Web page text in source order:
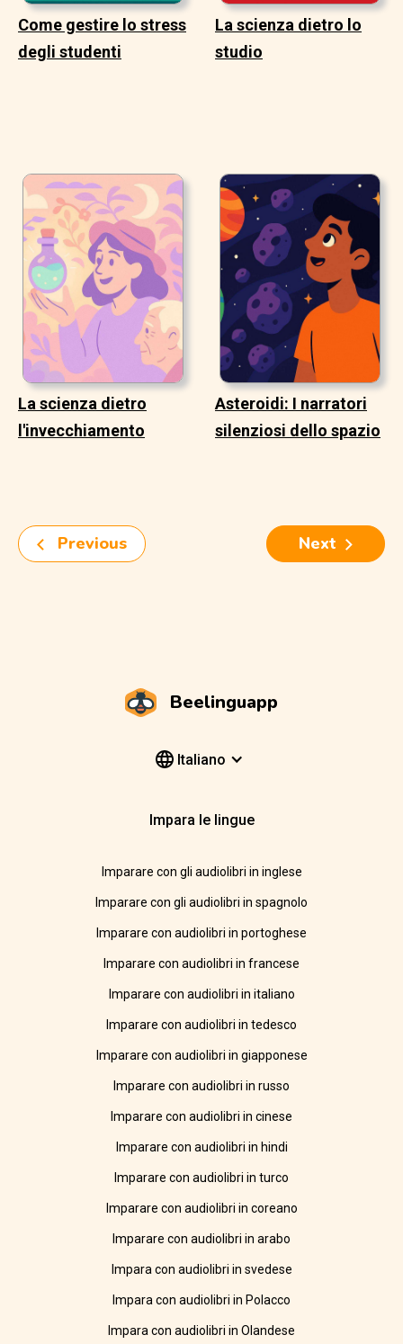
Come gestire lo stress
degli studenti
La scienza dietro lo
studio
La scienza dietro
l'invecchiamento
Asteroidi: I narratori
silenziosi dello spazio
Next
Previous
Beelinguapp
Italiano
Impara le lingue
Imparare con gli audiolibri in inglese
Imparare con gli audiolibri in spagnolo
Imparare con audiolibri in portoghese
Imparare con audiolibri in francese
Imparare con audiolibri in italiano
Imparare con audiolibri in tedesco
Imparare con audiolibri in giapponese
Imparare con audiolibri in russo
Imparare con audiolibri in cinese
Imparare con audiolibri in hindi
Imparare con audiolibri in turco
Imparare con audiolibri in coreano
Imparare con audiolibri in arabo
Impara con audiolibri in svedese
Impara con audiolibri in Polacco
Impara con audiolibri in Olandese